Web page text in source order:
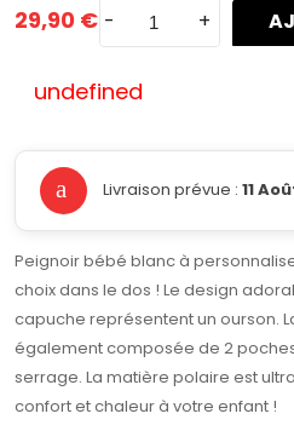
29,90 € - +
undefined
Livraison prévue : 11
Peignoir bébé blanc à
choix dans le dos ! Le design
capuche représentent un ourson.
également composée de 2
serrage. La matière polaire est
confort et chaleur à votre enfant !